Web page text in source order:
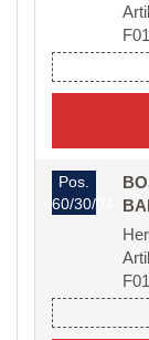
Pos.
60/30/04